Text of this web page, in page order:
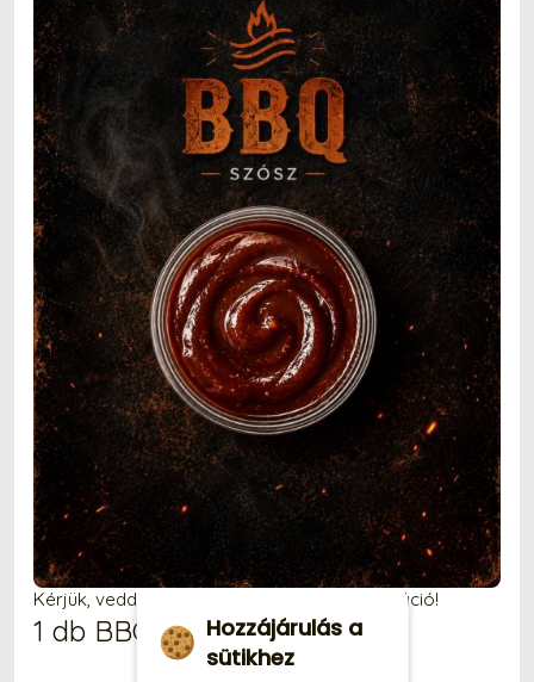
Kérjük, vedd figyelembe, hogy a fotó illusztráció!
1 db BBQ szószHozzájárulás a
sütikhez